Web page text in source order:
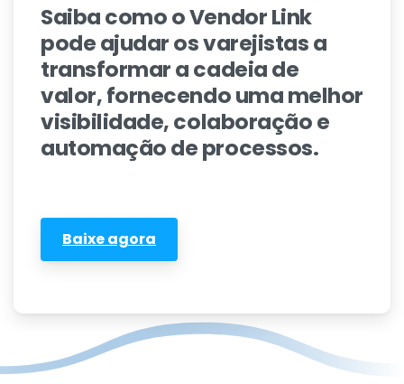
Saiba como o Vendor Link
pode ajudar os varejistas a
transformar a cadeia de
valor, fornecendo uma melhor
visibilidade, colaboração e
automação de processos.
Baixe agora